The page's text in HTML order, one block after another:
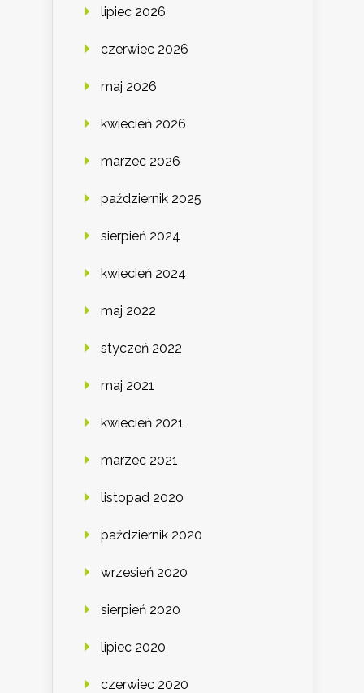
lipiec 2026
czerwiec 2026
maj 2026
kwiecień 2026
marzec 2026
październik 2025
sierpień 2024
kwiecień 2024
maj 2022
styczeń 2022
maj 2021
kwiecień 2021
marzec 2021
listopad 2020
październik 2020
wrzesień 2020
sierpień 2020
lipiec 2020
czerwiec 2020